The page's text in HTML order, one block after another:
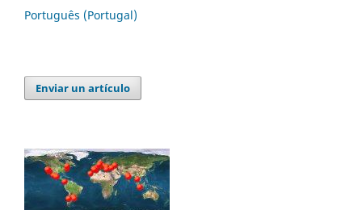
Português (Portugal)
Enviar un artículo